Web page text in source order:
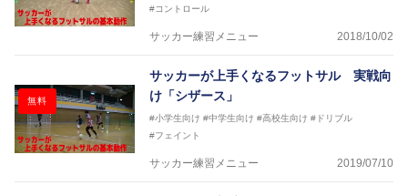
#コントロール
サッカー練習メニュー 2018/10/02
無料
サッカーが上手くなるフットサル 実戦向
け「シザース」
#小学生向け #中学生向け #高校生向け #ドリブル
#フェイント
サッカー練習メニュー 2019/07/10